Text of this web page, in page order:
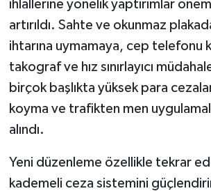
ihlallerine yönelik yaptırımlar
artırıldı. Sahte ve okunmaz
ihtarına uymamaya, cep telefonu
takograf ve hız sınırlayıcı
birçok başlıkta yüksek para
koyma ve trafikten men
alındı.
Yeni düzenleme özellikle tekrar
kademeli ceza sistemini